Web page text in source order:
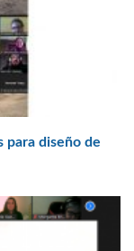
para diseño de